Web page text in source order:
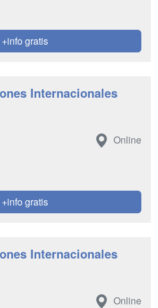
+info gratis
Internacionales
Online
+info gratis
Internacionales
Online